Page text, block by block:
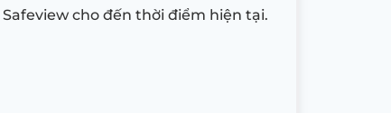
cho đến thời điểm hiện tại.